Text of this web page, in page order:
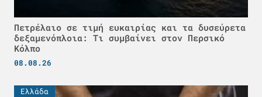
Πετρέλαιο σε τιμή ευκαιρίας και τα δυσεύρετα
δεξαμενόπλοια: Τι συμβαίνει στον Περσικό
Κόλπο
08.08.26
Ελλάδα